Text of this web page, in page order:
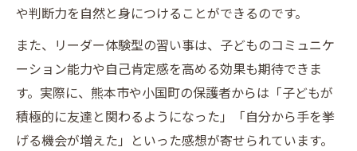
や判断力を自然と身につけることができるのです。
また、リーダー体験型の習い事は、子どものコミュニケ
ーション能力や自己肯定感を高める効果も期待できま
す。実際に、熊本市や小国町の保護者からは「子どもが
積極的に友達と関わるようになった」「自分から手を挙
げる機会が増えた」といった感想が寄せられています。